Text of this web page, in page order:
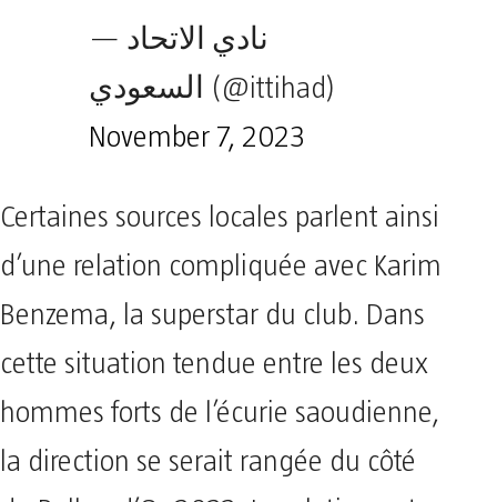
— نادي الاتحاد
السعودي (@ittihad)
November 7, 2023
Certaines sources locales parlent ainsi
d’une relation compliquée avec Karim
Benzema, la superstar du club. Dans
cette situation tendue entre les deux
hommes forts de l’écurie saoudienne,
la direction se serait rangée du côté